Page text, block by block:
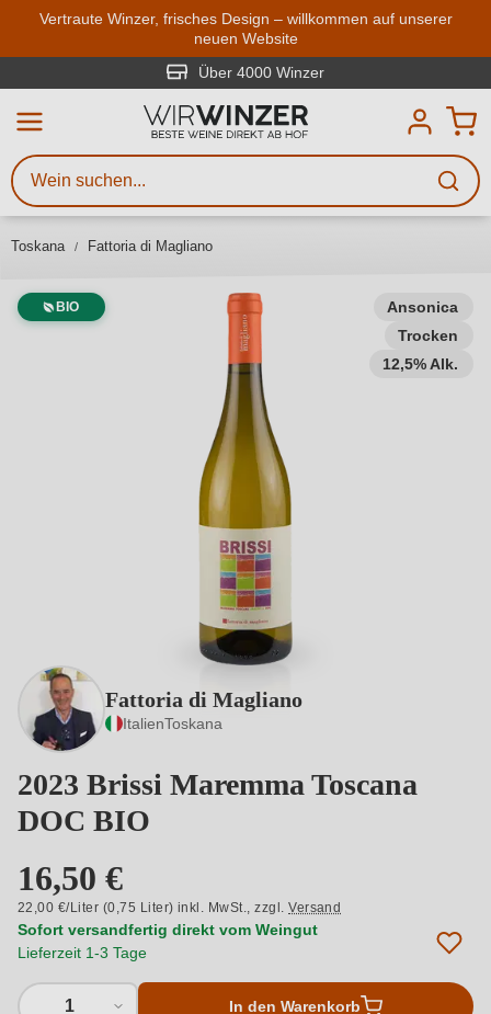
Zum Hauptinhalt springen
Vertraute Winzer, frisches Design – willkommen auf unserer
neuen Website
Über 4000 Winzer
Toskana Fattoria di Magliano
Ansonica
Trocken
12,5% Alk.
BIO
Fattoria di Magliano
ItalienToskana
2023 Brissi Maremma Toscana
DOC BIO
16,50 €
22,00 €/Liter (0,75 Liter) inkl. MwSt.,zzgl.Versand
Sofort versandfertig direkt vom Weingut
Lieferzeit 1-3 Tage
1 In den Warenkorb
Weinsuche
Mindestens 3 Zeichen eingeben
Beschreiben Sie, welchen Wein
Sie suchen – ob nach Geschmack,
Region, Winzer oder anderen